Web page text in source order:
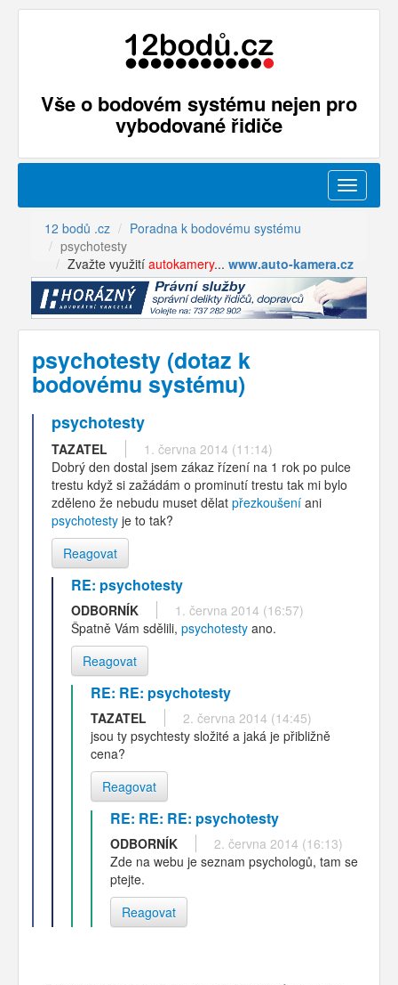
Vše o bodovém systému nejen pro
vybodované řidiče
Menu
12 bodů .cz
Poradna k bodovému systému
psychotesty
Zvažte využití autokamery... www.auto-kamera.cz
psychotesty (dotaz k
bodovému systému)
psychotesty
TAZATEL
1. června 2014 (11:14)
Dobrý den dostal jsem zákaz řízení na 1 rok po pulce
trestu když si zažádám o prominutí trestu tak mi bylo
zděleno že nebudu muset dělat přezkoušení ani
psychotesty je to tak?
Reagovat
RE: psychotesty
ODBORNÍK
1. června 2014 (16:57)
Špatně Vám sdělili, psychotesty ano.
Reagovat
RE: RE: psychotesty
TAZATEL
2. června 2014 (14:45)
jsou ty psychtesty složité a jaká je přibližně
cena?
Reagovat
RE: RE: RE: psychotesty
ODBORNÍK
2. června 2014 (16:13)
Zde na webu je seznam psychologů, tam se
ptejte.
Reagovat